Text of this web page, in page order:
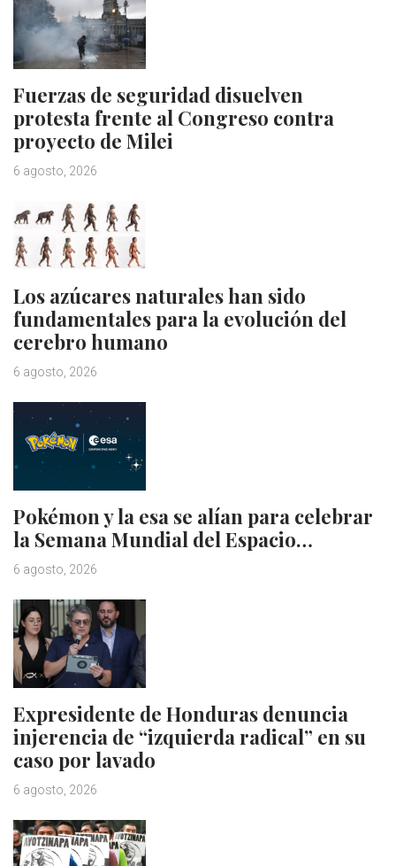
Fuerzas de seguridad disuelven
protesta frente al Congreso contra
proyecto de Milei
6 agosto, 2026
Los azúcares naturales han sido
fundamentales para la evolución del
cerebro humano
6 agosto, 2026
Pokémon y la esa se alían para celebrar
la Semana Mundial del Espacio…
6 agosto, 2026
Expresidente de Honduras denuncia
injerencia de “izquierda radical” en su
caso por lavado
6 agosto, 2026